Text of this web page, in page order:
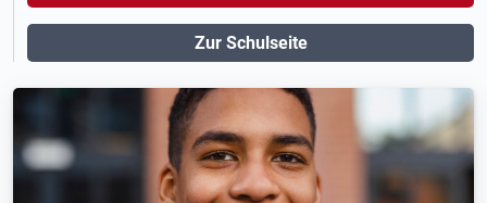
Zur Schulseite